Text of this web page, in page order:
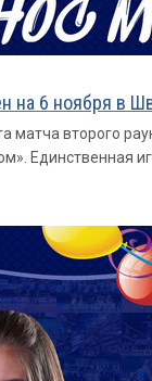
на 6 ноября в
матча второго
Единственная